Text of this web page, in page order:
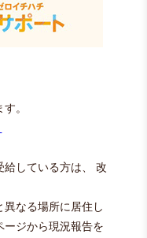
。
している方は、 改
なる場所に居住し
ージから現況報告を